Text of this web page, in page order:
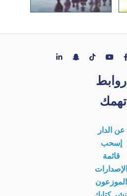
روابط
تهمك
عن الدار
إسحب
قائمة
الإصدارات
الموزعون